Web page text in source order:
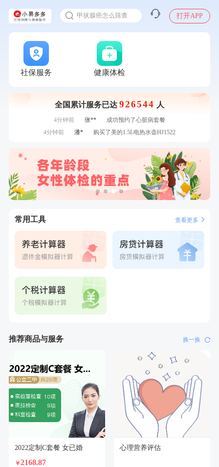
甲状腺癌怎么筛查
打开APP
社保服务 健康体检
全国累计服务已达 926544 人
7分钟前
林**
购买了小熊电烤箱 DKX-F10M6
刚刚
林**
购买了宁安堡新疆无核红枣干150g*2
刚刚
林**
购买了宁安堡新疆无核红枣干150g*2
成功预约了企业招工体检套餐
成功预约了企业招工体检套餐
1分钟前
成功预约青春体检卡（女）
2分钟前
购买了汤臣倍健多维男士多种维生素矿物质片1.5g*60片*2
瓶
2分钟前 李**
成功预约了老年女性体检套餐
4分钟前
张**
成功预约了心脏病套餐
4分钟前
潘*
购买了美的1.5L电热水壶HJ1522
成功预约糖尿病强化体检套餐
7分钟前
林**
成功预约糖尿病强化体检套餐
7分钟前
林**
购买了小熊电烤箱 DKX-F10M6
购买了宁安堡新疆无核红枣干150g*2
常用工具 查看更多
推荐商品与服务 换一换
2022定制C套餐 女已婚
￥2168.87
心理营养评估